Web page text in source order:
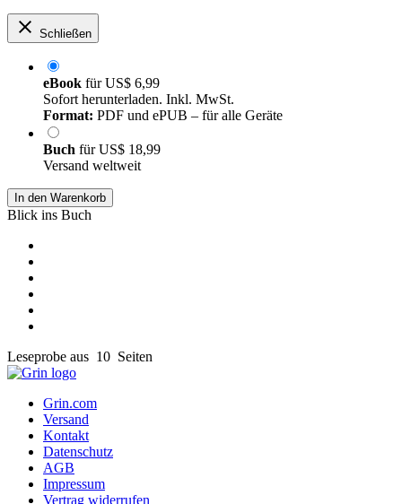
Schließen
eBook fürUS$ 6,99
Sofort herunterladen. Inkl. MwSt.
Format: PDF und ePUB – für alle Geräte
Buch fürUS$ 18,99
Versand weltweit
In den Warenkorb
Blick ins Buch
Leseprobe aus 10 Seiten
Grin.com
Versand
Kontakt
Datenschutz
AGB
Impressum
Vertrag widerrufen